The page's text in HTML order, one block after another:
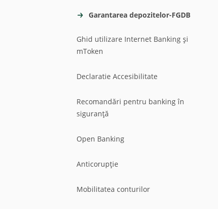
Garantarea depozitelor-FGDB
Ghid utilizare Internet Banking și
mToken
Declaratie Accesibilitate
Recomandări pentru banking în
siguranță
Open Banking
Anticorupție
Mobilitatea conturilor